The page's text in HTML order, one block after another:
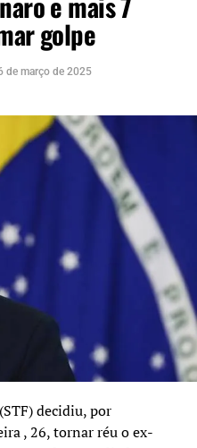
golpe
de março de 2025
decidiu, por
, 26, tornar réu o ex-